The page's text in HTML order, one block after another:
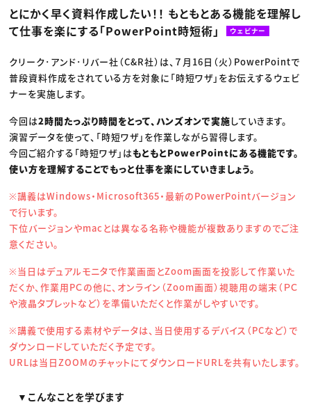
クリエイターインタビュー
C＆R Magazine
ニュース・トレンド トップ
Web
映像
広告
出版
CREATIVE VILLAGEからのお知らせ
とにかく早く資料作成したい！！ もともとある機能を理解し
て仕事を楽にする「PowerPoint時短術」
ウェビナー
クリーク･アンド･リバー社（C&R社）は、７月16日（火）PowerPointで
普段資料作成をされている方を対象に「時短ワザ」をお伝えするウェビ
ナーを実施します。
今回は2時間たっぷり時間をとって、ハンズオンで実施していきます。
演習データを使って、「時短ワザ」を作業しながら習得します。
今回ご紹介する「時短ワザ」はもともとPowerPointにある機能です。
使い方を理解することでもっと仕事を楽にしていきましょう。
※講義はWindows・Microsoft365・最新のPowerPointバージョン
で行います。
下位バージョンやmacとは異なる名称や機能が複数ありますのでご注
意ください。
※当日はデュアルモニタで作業画面とZoom画面を投影して作業いた
だくか、作業用PＣの他に、オンライン（Zoom画面）視聴用の端末（ＰＣ
や液晶タブレットなど）を準備いただくと作業がしやすいです。
※講義で使用する素材やデータは、当日使用するデバイス（PCなど）で
ダウンロードしていただく予定です。
URLは当日ZOOMのチャットにてダウンロードURLを共有いたします。
▼こんなことを学びます